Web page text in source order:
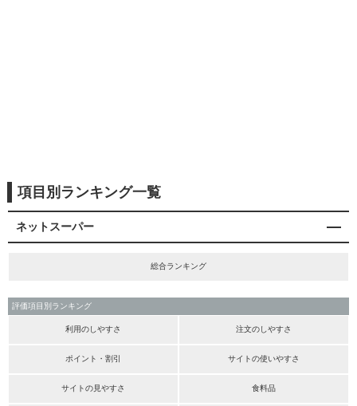
項目別ランキング一覧
ネットスーパー
総合ランキング
評価項目別ランキング
利用のしやすさ 注文のしやすさ
ポイント・割引 サイトの使いやすさ
サイトの見やすさ 食料品